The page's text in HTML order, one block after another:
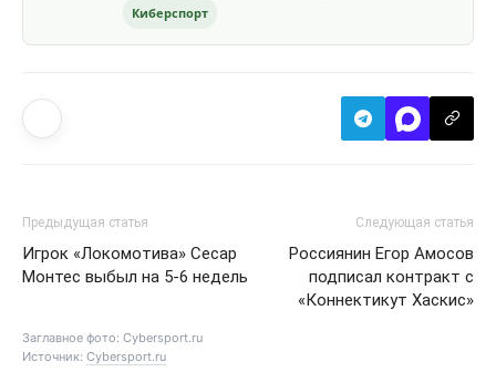
Киберспорт
Предыдущая статья
Игрок «Локомотива» Сесар
Монтес выбыл на 5-6 недель
Следующая статья
Россиянин Егор Амосов
подписал контракт с
«Коннектикут Хаскис»
Заглавное фото: Cybersport.ru
Источник: Cybersport.ru